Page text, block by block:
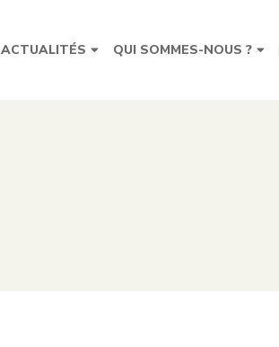
ACTUALITÉS QUI SOMMES-NOUS ?